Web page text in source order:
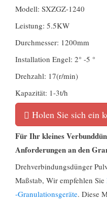
Modell: SXZGZ-1240
Leistung: 5.5KW
Durchmesser: 1200mm
Installation Engel: 2° -5 °
Drehzahl: 17(r/min)
Kapazität: 1-3t/h
Holen Sie sich ein
Für Ihr kleines
Anforderungen an den
Drehverbindungsdünger
Maßstab, Wir empfehlen Sie
-Granulationsgeräte. Diese